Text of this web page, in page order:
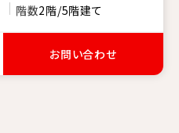
階数2階/5階建て
お問い合わせ